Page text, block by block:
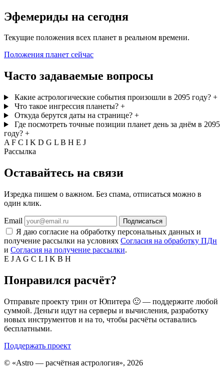
Эфемериды на сегодня
Текущие положения всех планет в реальном времени.
Положения планет сейчас
Часто задаваемые вопросы
Какие астрологические события произошли в 2095 году? +
Что такое ингрессия планеты? +
Откуда берутся даты на странице? +
Где посмотреть точные позиции планет день за днём в 2095
году? +
A F C I K D G L B H E J
Рассылка
Оставайтесь на связи
Изредка пишем о важном. Без спама, отписаться можно в
один клик.
Email Подписаться
Я даю согласие на обработку персональных данных и
получение рассылки на условиях Согласия на обработку ПДн
и Согласия на получение рассылки.
E J A G C L I K B H
Понравился расчёт?
Отправьте проекту трин от Юпитера 🙂 — поддержите любой
суммой. Деньги идут на серверы и вычисления, разработку
новых инструментов и на то, чтобы расчёты оставались
бесплатными.
Поддержать проект
© «Astro — расчётная астрология», 2026